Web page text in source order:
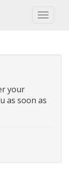
Toggle
your
as soon as